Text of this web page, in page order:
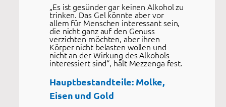
„Es ist gesünder gar keinen Alkohol zu
trinken. Das Gel könnte aber vor
allem für Menschen interessant sein,
die nicht ganz auf den Genuss
verzichten möchten, aber ihren
Körper nicht belasten wollen und
nicht an der Wirkung des Alkohols
interessiert sind“, hält Mezzenga fest.
Hauptbestandteile: Molke,
Eisen und Gold